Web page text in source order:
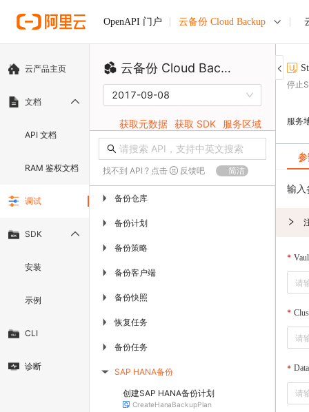
OpenAPI 门户 云备份 Cloud Backup
云产品主页
文档
API 文档
RAM 鉴权文档
调试
SDK
安装
示例
CLI
诊断
云备份 Cloud Backup
2017-09-08
获取元数据 获取 SDK 服务区域
找不到 API ? 点击 反馈吧 简洁
▶ 备份仓库
▶ 备份计划
▶ 备份策略
▶ 备份客户端
▶ 备份快照
▶ 恢复任务
▶ 备份任务
▶ SAP HANA备份
创建SAP HANA备份计划
CreateHanaBackupPlan
停止
服务
输入